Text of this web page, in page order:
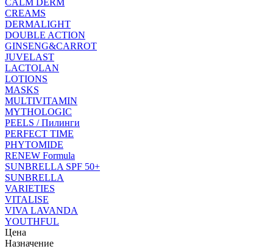
CREAMS
DERMALIGHT
DOUBLE ACTION
GINSENG&CARROT
JUVELAST
LACTOLAN
LOTIONS
MASKS
MULTIVITAMIN
MYTHOLOGIC
PEELS / Пилинги
PERFECT TIME
PHYTOMIDE
RENEW Formula
SUNBRELLA SPF 50+
SUNBRELLA
VARIETIES
VITALISE
VIVA LAVANDA
YOUTHFUL
Цена
Назначение